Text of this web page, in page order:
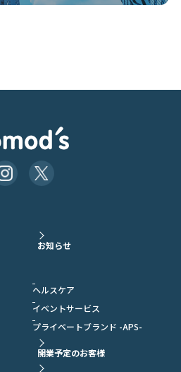
お知らせ
ヘルスケア
イベントサービス
プライベートブランド -APS-
開業予定のお客様